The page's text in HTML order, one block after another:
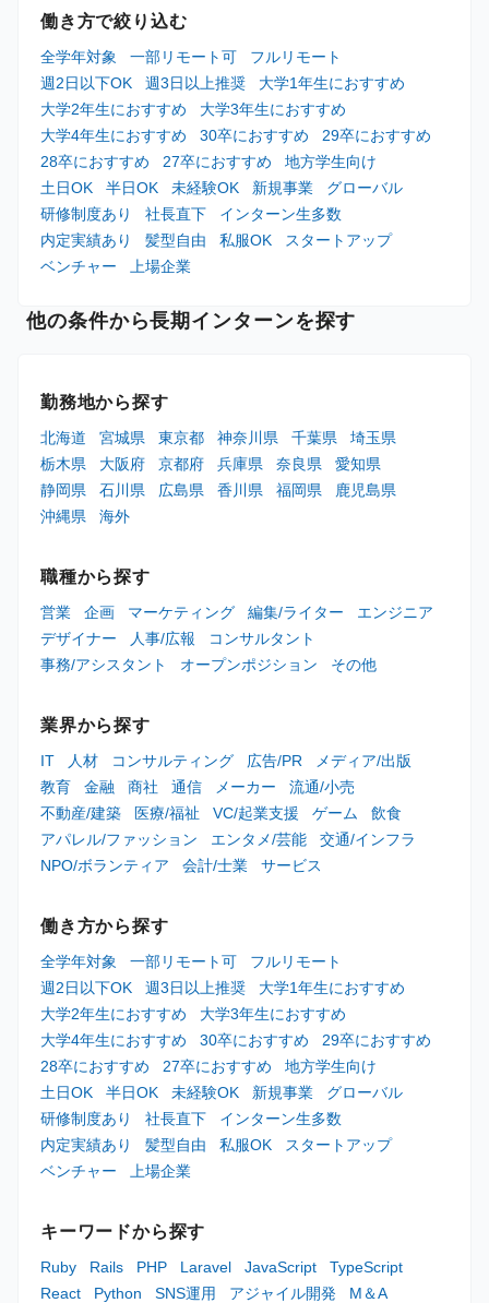
働き方で絞り込む
全学年対象 一部リモート可
フルリモート
週2日以下OK
週3日以上推奨
大学1年生におすすめ
大学2年生におすすめ
大学3年生におすすめ
大学4年生におすすめ
30卒におすすめ
29卒におすすめ
28卒におすすめ
27卒におすすめ
地方学生向け
土日OK
半日OK 未経験OK 新規事業
グローバル
研修制度あり
社長直下
インターン生多数
内定実績あり
髪型自由 私服OK
スタートアップ
ベンチャー
上場企業
他の条件から長期インターンを探す
勤務地から探す
北海道 宮城県 東京都 神奈川県 千葉県
埼玉県
栃木県
大阪府 京都府 兵庫県 奈良県
愛知県
静岡県
石川県 広島県 香川県 福岡県
鹿児島県
沖縄県
海外
職種から探す
営業 企画 マーケティング 編集/ライター
エンジニア
デザイナー
人事/広報
コンサルタント
事務/アシスタント
オープンポジション その他
業界から探す
IT 人材 コンサルティング 広告/PR
メディア/出版
教育
金融 商社 通信 メーカー
流通/小売
不動産/建築
医療/福祉 VC/起業支援 ゲーム
飲食
アパレル/ファッション
エンタメ/芸能
交通/インフラ
NPO/ボランティア
会計/士業 サービス
働き方から探す
全学年対象 一部リモート可
フルリモート
週2日以下OK
週3日以上推奨
大学1年生におすすめ
大学2年生におすすめ
大学3年生におすすめ
大学4年生におすすめ
30卒におすすめ
29卒におすすめ
28卒におすすめ
27卒におすすめ
地方学生向け
土日OK
半日OK 未経験OK 新規事業
グローバル
研修制度あり
社長直下
インターン生多数
内定実績あり
髪型自由 私服OK
スタートアップ
ベンチャー
上場企業
キーワードから探す
Ruby Rails PHP Laravel JavaScript
TypeScript
React
Python SNS運用 アジャイル開発
M＆A